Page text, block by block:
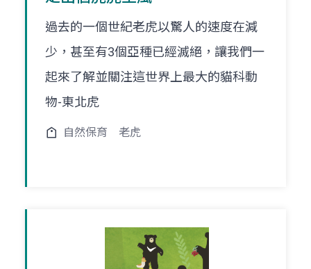
過去的一個世紀老虎以驚人的速度在減
少，甚至有3個亞種已經滅絕，讓我們一
起來了解並關注這世界上最大的貓科動
物-東北虎
自然保育 老虎